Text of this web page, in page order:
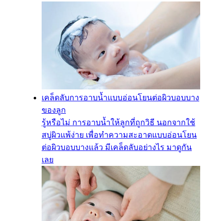
เคล็ดลับการอาบน้ำแบบอ่อนโยนต่อผิวบอบบาง
ของลูก
รู้หรือไม่ การอาบน้ำให้ลูกที่ถูกวิธี นอกจากใช้
สบู่ผิวแพ้ง่าย เพื่อทำความสะอาดแบบอ่อนโยน
ต่อผิวบอบบางแล้ว มีเคล็ดลับอย่างไร มาดูกัน
เลย